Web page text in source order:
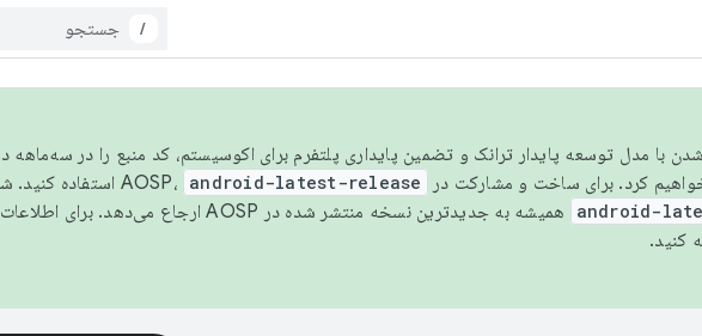
/
همسو شدن با مدل توسعه پایدار ترانک و تضمین پایداری پلتفرم برای اکوسیستم، کد منبع را در سه‌ماهه
android-latest-release
استفاده کنید.
android-
همیشه به جدیدترین نسخه منتشر شده در AOSP ارجاع می‌دهد. برای اطلاعات بیشتر، به
کنید.